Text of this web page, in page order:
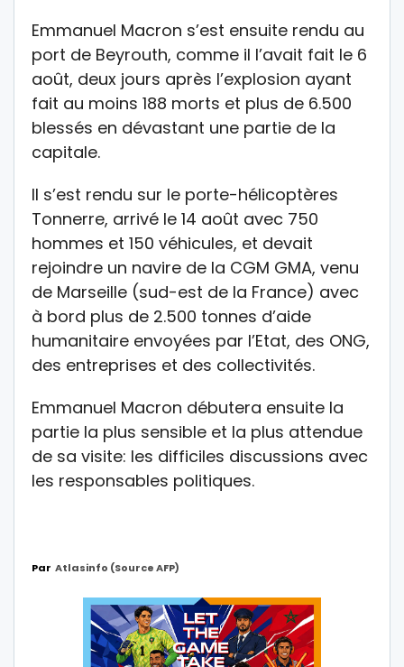
Emmanuel Macron s’est ensuite rendu au
port de Beyrouth, comme il l’avait fait le 6
août, deux jours après l’explosion ayant
fait au moins 188 morts et plus de 6.500
blessés en dévastant une partie de la
capitale.
Il s’est rendu sur le porte-hélicoptères
Tonnerre, arrivé le 14 août avec 750
hommes et 150 véhicules, et devait
rejoindre un navire de la CGM GMA, venu
de Marseille (sud-est de la France) avec
à bord plus de 2.500 tonnes d’aide
humanitaire envoyées par l’Etat, des ONG,
des entreprises et des collectivités.
Emmanuel Macron débutera ensuite la
partie la plus sensible et la plus attendue
de sa visite: les difficiles discussions avec
les responsables politiques.
Par Atlasinfo (source AFP)